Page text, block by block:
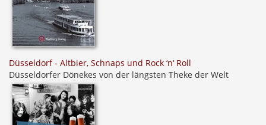
Düsseldorf - Altbier, Schnaps und Rock ‘n‘ Roll
Düsseldorfer Dönekes von der längsten Theke der Welt